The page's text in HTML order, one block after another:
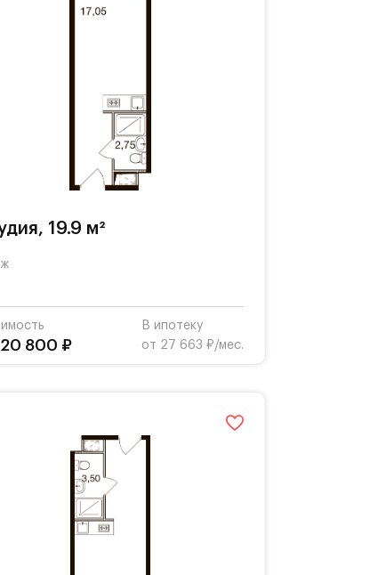
19.9 м²
800 ₽
В ипотеку
от 27 663 ₽/мес.